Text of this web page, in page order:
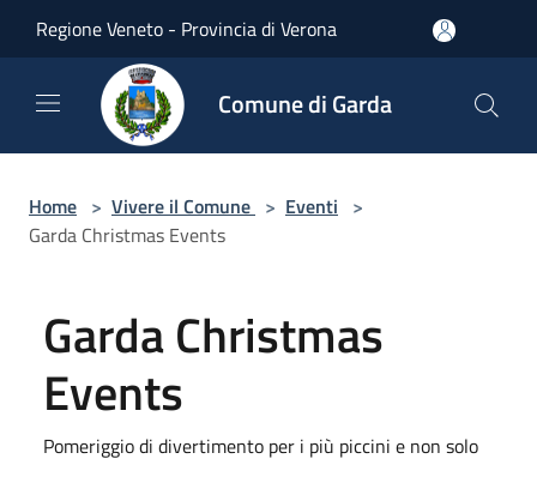
Regione Veneto - Provincia di Verona
Comune di Garda
Home > Vivere il Comune > Eventi >
Garda Christmas Events
Garda Christmas
Events
Pomeriggio di divertimento per i più piccini e non solo